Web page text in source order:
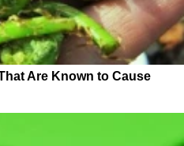
Are Known to Cause